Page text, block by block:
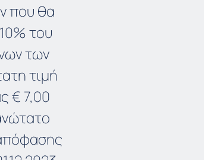
που θα
του
των
τιμή
€ 7,00